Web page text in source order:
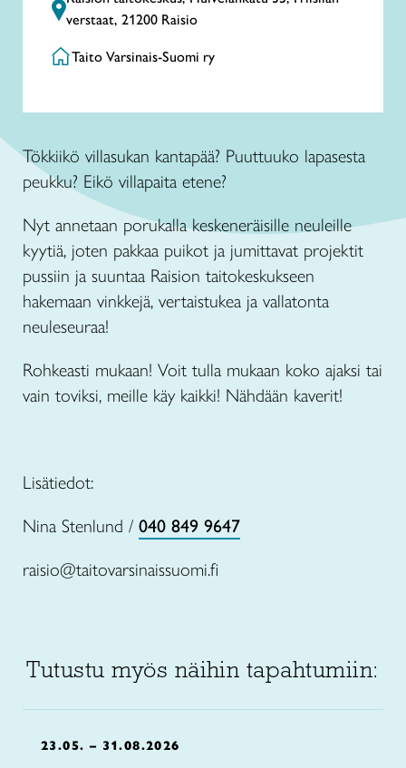
verstaat, 21200 Raisio
Taito Varsinais-Suomi ry
Tökkiikö villasukan kantapää? Puuttuuko lapasesta
peukku? Eikö villapaita etene?
Nyt annetaan porukalla keskeneräisille neuleille
kyytiä, joten pakkaa puikot ja jumittavat projektit
pussiin ja suuntaa Raision taitokeskukseen
hakemaan vinkkejä, vertaistukea ja vallatonta
neuleseuraa!
Rohkeasti mukaan! Voit tulla mukaan koko ajaksi tai
vain toviksi, meille käy kaikki! Nähdään kaverit!
Lisätiedot:
Nina Stenlund / 040 849 9647
raisio@taitovarsinaissuomi.fi
Tutustu myös näihin tapahtumiin:
23.05. – 31.08.2026